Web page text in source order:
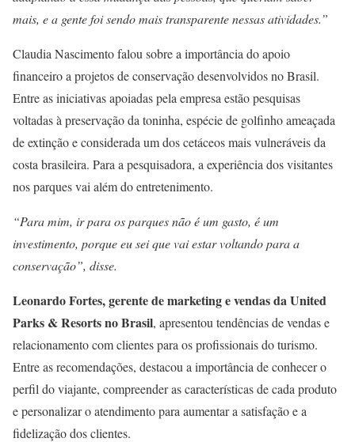
mais, e a gente foi sendo mais transparente nessas atividades.”
Claudia Nascimento falou sobre a importância do apoio
financeiro a projetos de conservação desenvolvidos no Brasil.
Entre as iniciativas apoiadas pela empresa estão pesquisas
voltadas à preservação da toninha, espécie de golfinho ameaçada
de extinção e considerada um dos cetáceos mais vulneráveis da
costa brasileira. Para a pesquisadora, a experiência dos visitantes
nos parques vai além do entretenimento.
“Para mim, ir para os parques não é um gasto, é um
investimento, porque eu sei que vai estar voltando para a
conservação”, disse.
Leonardo Fortes, gerente de marketing e vendas da United
Parks & Resorts no Brasil, apresentou tendências de vendas e
relacionamento com clientes para os profissionais do turismo.
Entre as recomendações, destacou a importância de conhecer o
perfil do viajante, compreender as características de cada produto
e personalizar o atendimento para aumentar a satisfação e a
fidelização dos clientes.